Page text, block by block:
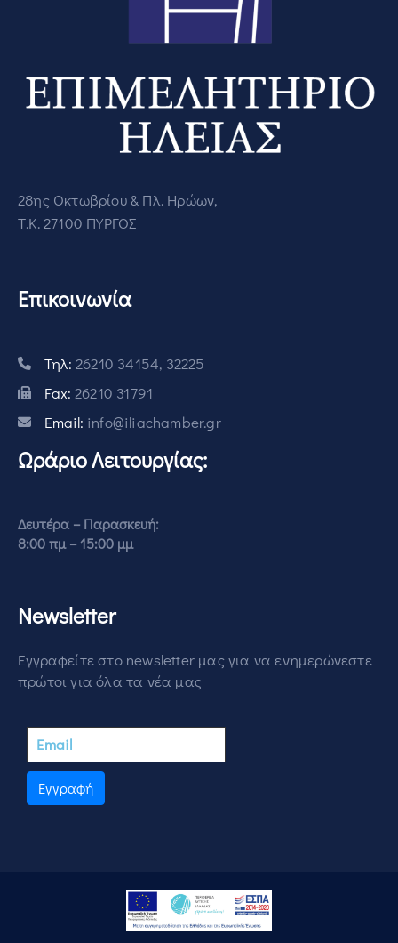
28ης Οκτωβρίου & Πλ. Ηρώων,
Τ.Κ. 27100 ΠΥΡΓΟΣ
Επικοινωνία
Τηλ: 26210 34154, 32225
Fax: 26210 31791
Email: info@iliachamber.gr
Ωράριο Λειτουργίας:
Δευτέρα – Παρασκευή:
8:00 πμ – 15:00 μμ
Newsletter
Εγγραφείτε στο newsletter μας για να ενημερώνεστε
πρώτοι για όλα τα νέα μας
Εγγραφή